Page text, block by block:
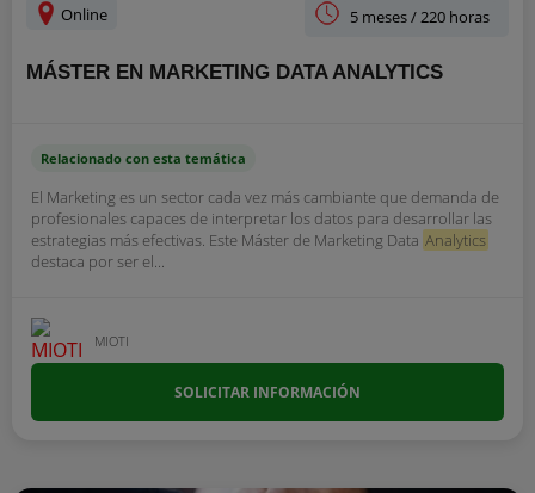
Online 5 meses / 220 horas
MÁSTER EN MARKETING DATA ANALYTICS
Relacionado con esta temática
El Marketing es un sector cada vez más cambiante que demanda de
profesionales capaces de interpretar los datos para desarrollar las
estrategias más efectivas. Este Máster de Marketing Data Analytics
destaca por ser el...
MIOTI
SOLICITAR INFORMACIÓN